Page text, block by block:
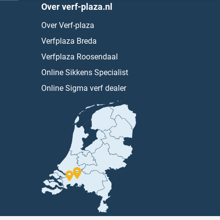
Over verf-plaza.nl
Over Verf-plaza
Verfplaza Breda
Verfplaza Roosendaal
Online Sikkens Specialist
Online Sigma verf dealer